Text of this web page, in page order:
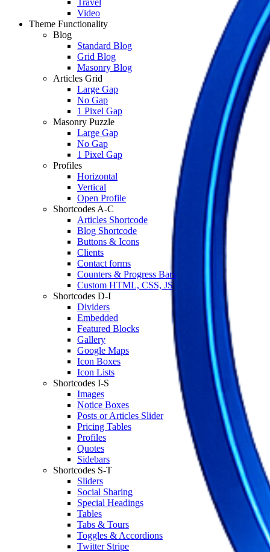
Video
Theme Functionality
Blog
Standard Blog
Grid Blog
Masonry Blog
Articles Grid
Large Gap
No Gap
1 Pixel Gap
Masonry Puzzle
Large Gap
No Gap
1 Pixel Gap
Profiles
Horizontal
Vertical
Open Profile
Shortcodes A-C
Articles Shortcode
Blog Shortcode
Buttons & Icons
Clients
Contact forms
Counters & Progress Bars
Custom HTML, CSS, JS
Shortcodes D-I
Dividers
Embedded
Featured Blocks
Gallery
Google Maps
Icon Boxes
Icon Lists
Shortcodes I-S
Images
Notice Boxes
Posts or Articles Slider
Pricing Tables
Profiles
Quotes
Sidebars
Shortcodes S-T
Sliders
Social Sharing
Special Headings
Tables
Tabs & Tours
Toggles & Accordions
Twitter Stripe